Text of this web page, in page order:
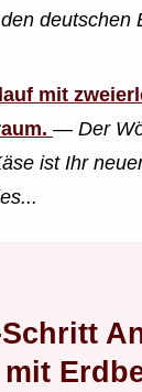
deutschen
mit
— Der
ist Ihr